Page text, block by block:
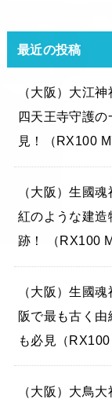
最近の投稿
（大阪）大江
四天王寺守護
見！（RX100
（大阪）生國
紅のような建造
跡！ （RX100
（大阪）生國
阪で最も古く
も必見（RX100
（大阪）大鳥